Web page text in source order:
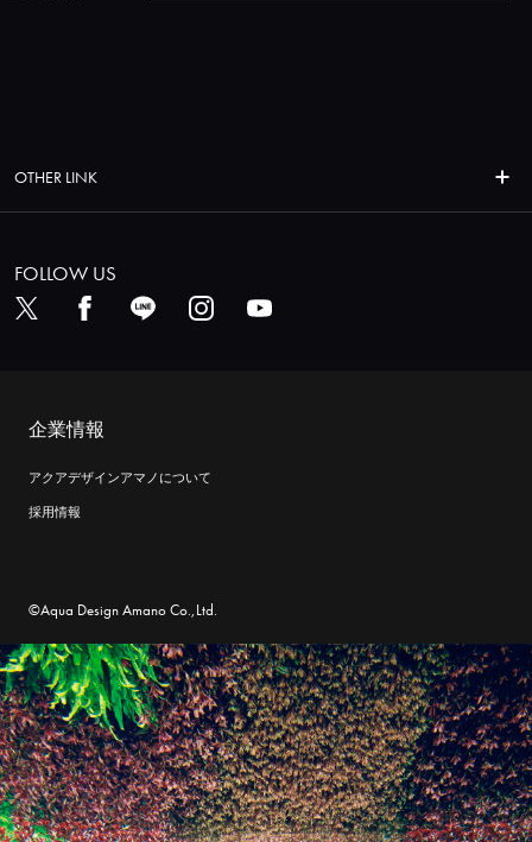
OTHER LINK
FOLLOW US
企業情報
アクアデザインアマノについて
採用情報
©Aqua Design Amano Co.,Ltd.